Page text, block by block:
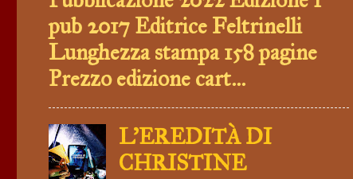
pub 2017 Editrice Feltrinelli
Lunghezza stampa 158 pagine
Prezzo edizione cart...
L'EREDITÀ DI
CHRISTINE